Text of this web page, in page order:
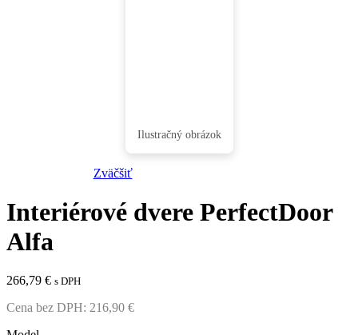
Zväčšiť
Interiérové dvere PerfectDoor
Alfa
266,79 € s DPH
Cena bez DPH: 216,90 €